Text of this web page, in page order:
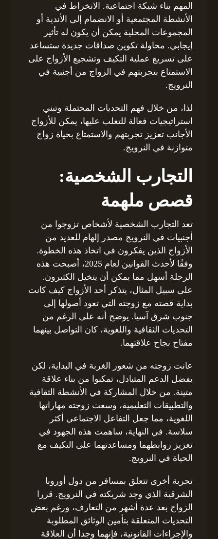
المهم بناء شبكة اجتماعية. الانخراط في
الأنشطة المجتمعية أو الانضمام إلى الأندية أو
المجموعات المحلية يمكن أن يكون له تأثير
إيجابي. محاولة تكوين صداقات جديدة ستساعد
على تسريع عملية التكيف وتشجيع الأزواج على
الاستمتاع بتجربتهم في الزواج من أجنبية في
النرويج.
لذا، من خلال فهم التحديات المحتملة وتبني
استراتيجيات فعالة للتغلب عليها، يمكن للأزواج
الأجانب تعزيز تجربتهم والاستمتاع بحياة زواج
متوازنة في النرويج.
التجارب الشخصية:
قصص ملهمة
تعد التجارب الشخصية لأشخاص تزوجوا من
أجنبيات في النرويج مصدر إلهام للعديد من
الأزواج الذين يفكرون في اتخاذ هذه الخطوة.
وفقًا لأحدث القوانين لعام 2025، أصبحت هذه
الرحلة أسهل مما يمكن أن يتخيل الكثيرون.
على سبيل المثال، يتذكر أحد الأزواج كيف كانت
بداية قصته مع زوجته التي تعود أصولها إلى
جنوب شرق آسيا. يوضح أنه على الرغم من
التحديات الثقافية واللغوية، كان التواصل بينهما
مفتاح نجاح علاقتهما.
عانت زوجته من شعور الغربة في البداية، لكن
بفضل الدعم المتبادل، تمكنوا من بناء علاقة
متينة. من خلال المشاركة في الأنشطة الثقافية
والتطبيقات التعليمية، وسعت زوجته مهاراتها
اللغوية، مما جعل التفاعل الاجتماعي أكثر
سلاسة. في النهاية، ساهمت هذه الجهود في
تعزيز روابطهما ومساعدتهما على التكيف مع
الحياة في النرويج.
تجربة أخرى تتعلق بمسافر من دول أوروبا
الشرقية الذي وجد شريكته في النرويج. قررا
الزواج بعد عدة أشهر من التعارف، ورغم بعض
التحديات المتعلقة بتأمين الوثائق المطلوبة
والإجراءات القانونية، فإنهما وجدا أن العلاقة